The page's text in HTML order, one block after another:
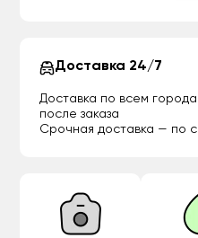
Доставка 24/7
Доставка по всем
после заказа
Срочная доставка — по